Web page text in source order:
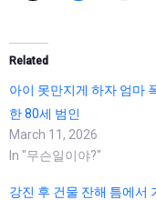
Related
아이 못만지게 하자 엄마
한 80세 범인
March 11, 2026
In "무슨일이야?"
강진 후 건물 잔해 틈에서